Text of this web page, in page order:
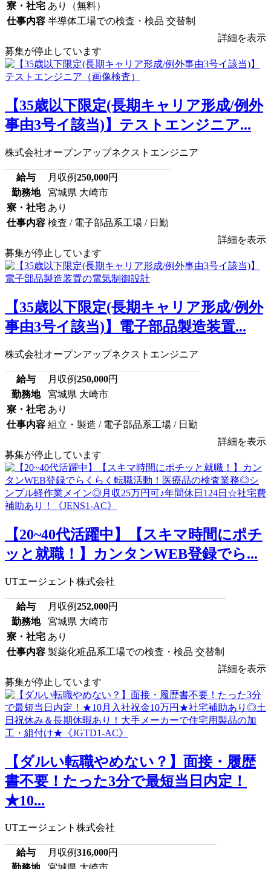
寮・社宅 あり（無料）
仕事内容 半導体工場での検査・検品 交替制
詳細を表示
募集が停止しています
【35歳以下限定(長期キャリア形成/例外
事由3号イ該当)】テストエンジニア...
株式会社オープンアップネクストエンジニア
給与 月収例250,000円
勤務地
宮城県 大崎市
寮・社宅 あり
仕事内容 検査 / 電子部品系工場 / 日勤
詳細を表示
募集が停止しています
【35歳以下限定(長期キャリア形成/例外
事由3号イ該当)】電子部品製造装置...
株式会社オープンアップネクストエンジニア
給与 月収例250,000円
勤務地
宮城県 大崎市
寮・社宅 あり
仕事内容 組立・製造 / 電子部品系工場 / 日勤
詳細を表示
募集が停止しています
【20~40代活躍中】【スキマ時間にポチ
ッと就職！】カンタンWEB登録でら...
UTエージェント株式会社
給与 月収例252,000円
勤務地
宮城県 大崎市
寮・社宅 あり
仕事内容 製薬化粧品系工場での検査・検品 交替制
詳細を表示
募集が停止しています
【ダルい転職やめない？】面接・履歴
書不要！たった3分で最短当日内定！
★10...
UTエージェント株式会社
給与 月収例316,000円